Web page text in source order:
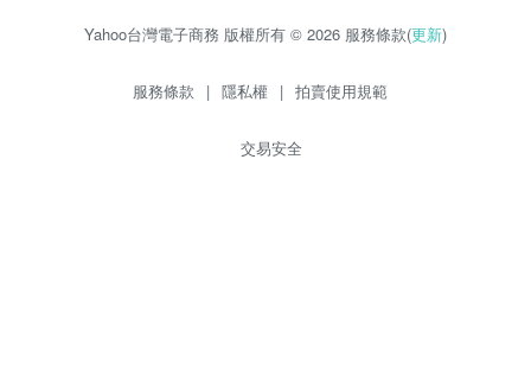
Yahoo台灣電子商務 版權所有 © 2026 服務條款(更新)
服務條款 | 隱私權 | 拍賣使用規範
交易安全